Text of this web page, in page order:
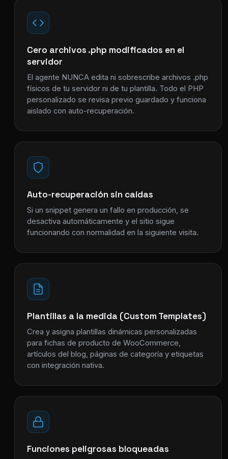
Cero archivos .php modificados en el
servidor
El agente NUNCA edita ni sobrescribe archivos .php
físicos de tu servidor ni de tu plantilla. Todo el PHP
personalizado se revisa previo guardado y funciona
aislado con auto-recuperación.
Auto-recuperación sin caídas
Si un snippet genera un fallo en producción, se
desactiva automáticamente y el sitio sigue
funcionando con normalidad en la siguiente visita.
Plantillas a la medida (Custom Templates)
Crea y asigna plantillas dinámicas personalizadas
para fichas de producto de WooCommerce,
artículos del blog, páginas de categoría y etiquetas
con integración nativa.
Funciones peligrosas bloqueadas